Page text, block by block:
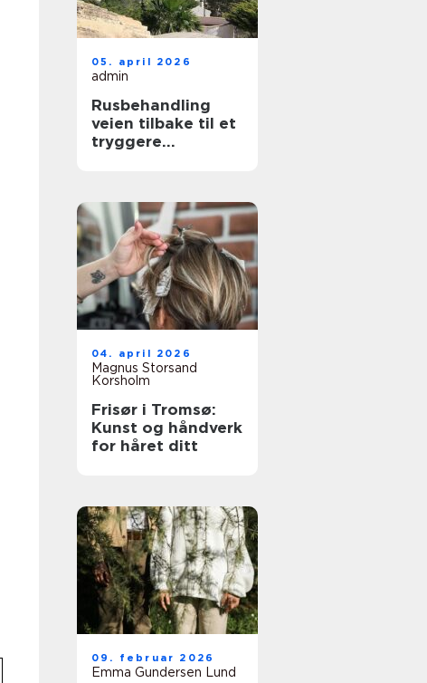
05. april 2026
admin
Rusbehandling
veien tilbake til et
tryggere
04. april 2026
Magnus Storsand
Korsholm
Frisør i Tromsø:
Kunst og håndverk
for håret ditt
09. februar 2026
Emma Gundersen Lund